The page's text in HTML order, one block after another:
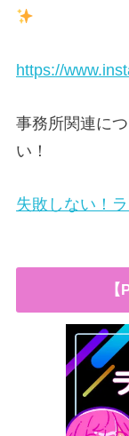
https://
事務所関連に
い！
失敗しない！